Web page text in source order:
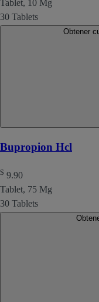
Tablet, 10 Mg
30 Tablets
Bupropion Hcl
$ 9.90
Tablet, 75 Mg
30 Tablets